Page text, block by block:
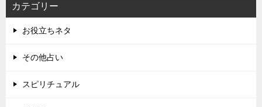
カテゴリー
お役立ちネタ
その他占い
スピリチュアル